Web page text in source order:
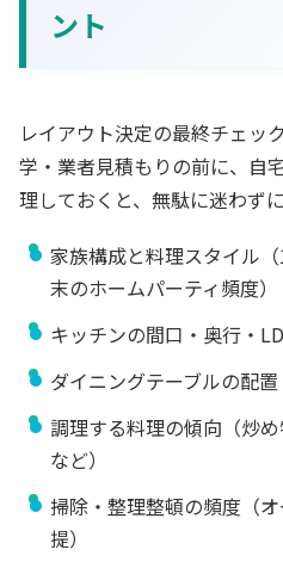
ント
レイアウト決定の最終チェッ
学・業者見積もりの前に、自
理しておくと、無駄に迷わずに
家族構成と料理スタイル
末のホームパーティ頻度）
キッチンの間口・奥行・
ダイニングテーブルの配
調理する料理の傾向（炒
など）
掃除・整理整頓の頻度（
提）